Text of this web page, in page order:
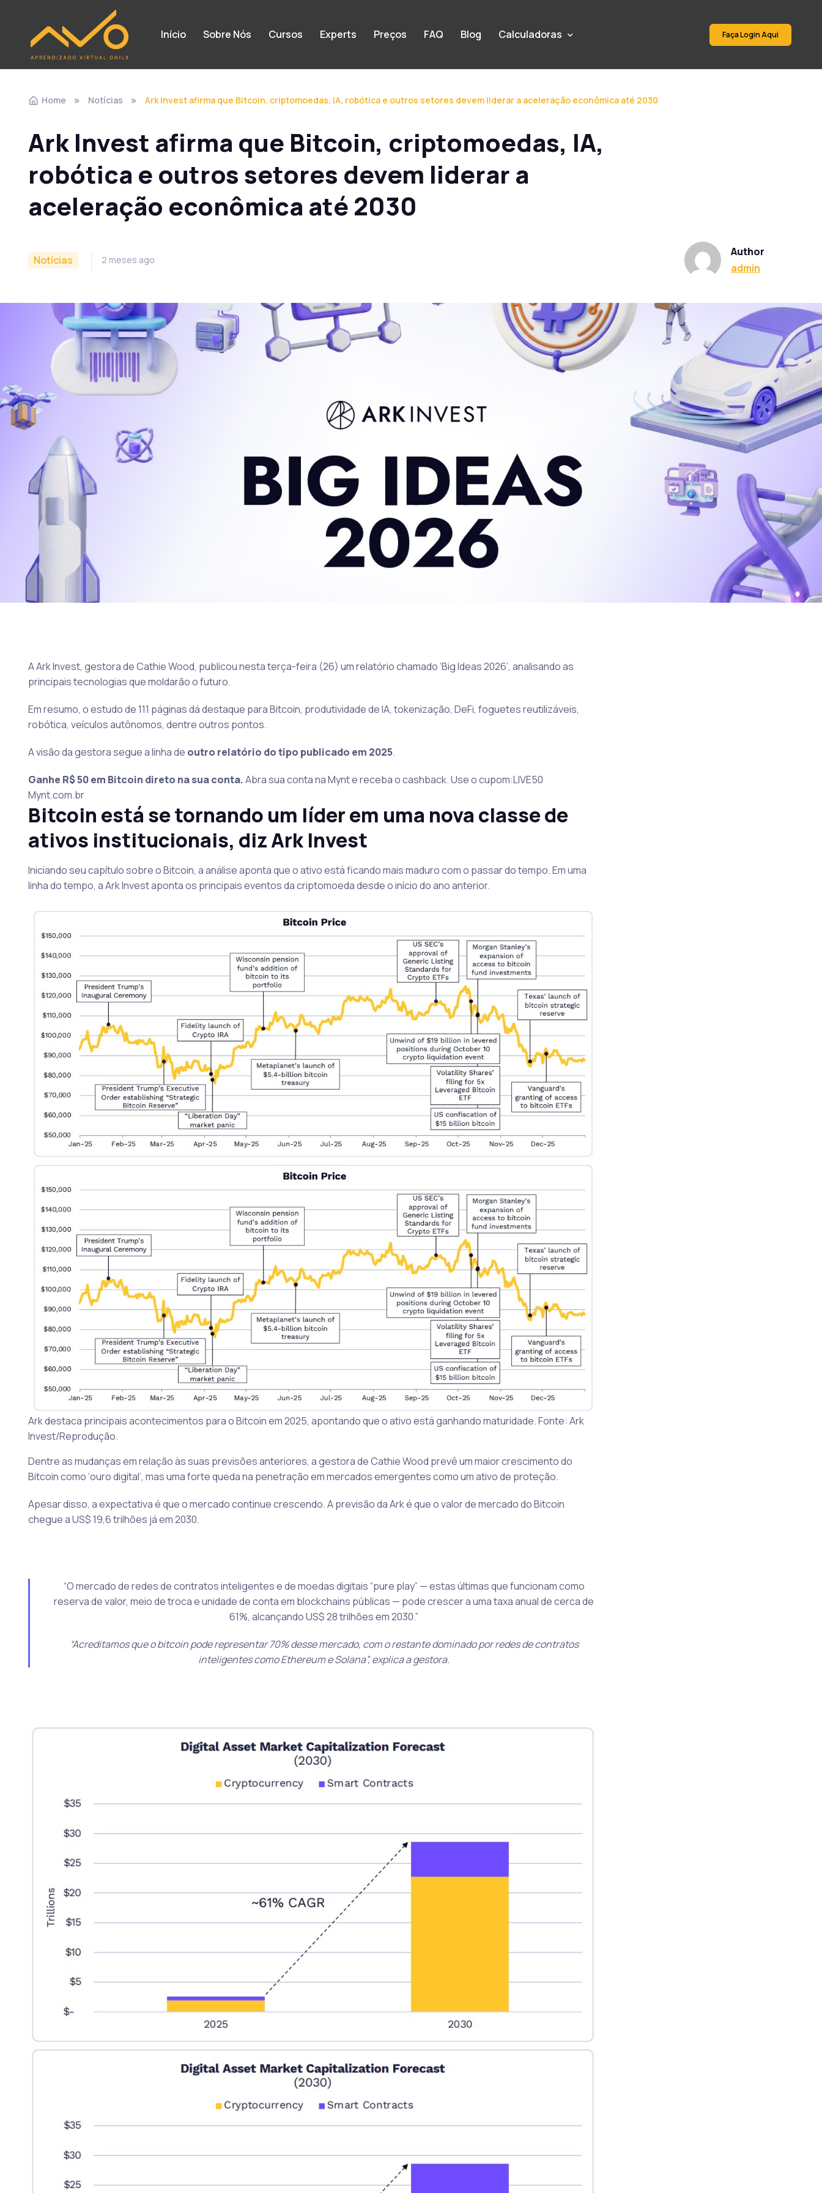
Início Sobre Nós Cursos Experts Preços FAQ Blog Calculadoras Faça Login Aqui
Home Notícias Ark Invest afirma que Bitcoin, criptomoedas, IA, robótica e outros setores devem liderar a aceleração econômica até 2030
Ark Invest afirma que Bitcoin, criptomoedas, IA,
robótica e outros setores devem liderar a
aceleração econômica até 2030
Notícias 2 meses ago
Author
admin
A Ark Invest, gestora de Cathie Wood, publicou nesta terça-feira (26) um relatório chamado ‘Big Ideas 2026’, analisando as
principais tecnologias que moldarão o futuro.
Em resumo, o estudo de 111 páginas dá destaque para Bitcoin, produtividade de IA, tokenização, DeFi, foguetes reutilizáveis,
robótica, veículos autônomos, dentre outros pontos.
A visão da gestora segue a linha de outro relatório do tipo publicado em 2025.
Ganhe R$ 50 em Bitcoin direto na sua conta.Abra sua conta na Mynt e receba o cashback. Use o cupom:LIVE50
Mynt.com.br
Bitcoin está se tornando um líder em uma nova classe de
ativos institucionais, diz Ark Invest
Iniciando seu capítulo sobre o Bitcoin, a análise aponta que o ativo está ficando mais maduro com o passar do tempo. Em uma
linha do tempo, a Ark Invest aponta os principais eventos da criptomoeda desde o início do ano anterior.
Ark destaca principais acontecimentos para o Bitcoin em 2025, apontando que o ativo está ganhando maturidade. Fonte: Ark
Invest/Reprodução.
Dentre as mudanças em relação às suas previsões anteriores, a gestora de Cathie Wood prevê um maior crescimento do
Bitcoin como ‘ouro digital’, mas uma forte queda na penetração em mercados emergentes como um ativo de proteção.
Apesar disso, a expectativa é que o mercado continue crescendo. A previsão da Ark é que o valor de mercado do Bitcoin
chegue a US$ 19,6 trilhões já em 2030.
“O mercado de redes de contratos inteligentes e de moedas digitais “pure play” — estas últimas que funcionam como
reserva de valor, meio de troca e unidade de conta em blockchains públicas — pode crescer a uma taxa anual de cerca de
61%, alcançando US$ 28 trilhões em 2030.”
“Acreditamos que o bitcoin pode representar 70% desse mercado, com o restante dominado por redes de contratos
inteligentes como Ethereum e Solana”, explica a gestora.